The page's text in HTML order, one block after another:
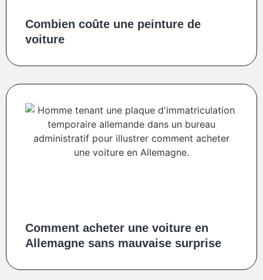
Combien coûte une peinture de
voiture
Comment acheter une voiture en
Allemagne sans mauvaise surprise